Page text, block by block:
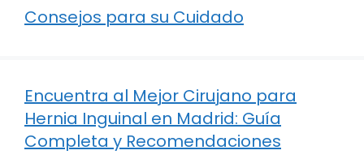
Consejos para su Cuidado
Encuentra al Mejor Cirujano para
Hernia Inguinal en Madrid: Guía
Completa y Recomendaciones